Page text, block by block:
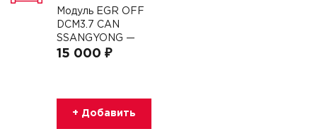
Модуль EGR OFF
DCM3.7 CAN
SSANGYONG —
15 000 ₽
+ Добавить